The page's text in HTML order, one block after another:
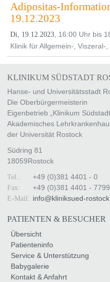
Adipositas-
19.12.2023
Di, 19.12.2023 , 16:00 Uhr bis
Klinik für Allgemein-,
KLINIKUM SÜDSTADT
Hanse- und Universitätsstadt
Die Oberbürgermeisterin
Eigenbetrieb „Klinikum
Akademisches
der Universität Rostock
Südring 81
18059Rostock
Tel.: +49 (0)381 4401 - 0
Fax: +49 (0)381 4401 - 7799
E-Mail: info@kliniksued-rostock
PATIENTEN & BESUCHER
Übersicht
Patienteninfo
Service & Unterstützung
Babygalerie
Kontakt & Anfahrt